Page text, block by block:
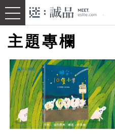
主題專欄